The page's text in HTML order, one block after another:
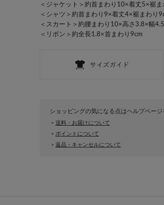
＜ジャケット＞約首まわり10×着丈5×裾
＜シャツ＞約首まわり9×着丈4×裾まわり
＜スカート＞約腰まわり10×高さ3.8×幅
＜リボン＞約全長1.8×首まわり9cm
ショッピングの気になる点はヘルプペー
> 送料・お届けについて
> ポイントについて
> 返品・キャンセルについて